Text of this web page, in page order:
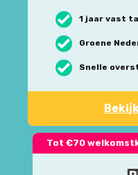
1 jaar vast
Groene
Snelle
Tot €70